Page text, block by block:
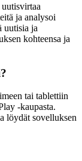
ja analysoi
uutisia ja
kohteensa ja
tai tablettiin
-kaupasta.
löydät sovelluksen